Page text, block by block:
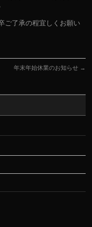
ご了承の程宜しくお願い
年末年始休業のお知らせ →